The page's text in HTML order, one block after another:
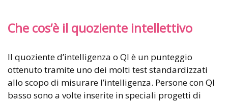
Che cos’è il quoziente intellettivo
Il quoziente d’intelligenza o QI è un punteggio
ottenuto tramite uno dei molti test standardizzati
allo scopo di misurare l’intelligenza. Persone con QI
basso sono a volte inserite in speciali progetti di